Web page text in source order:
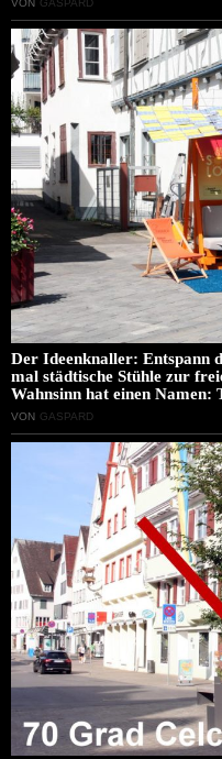
VON GASPARD
Der Ideenknaller: Entspann
mal städtische Stühle zur
Wahnsinn hat einen Namen:
VON GASPARD